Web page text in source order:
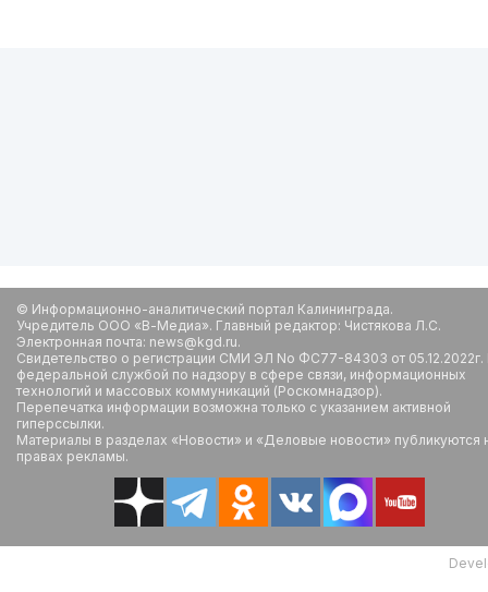
© Информационно-аналитический портал Калининграда.
Учредитель ООО «В-Медиа». Главный редактор: Чистякова Л.С.
Электронная почта: news@kgd.ru.
Свидетельство о регистрации СМИ ЭЛ No ФС77-84303 от
федеральной службой по надзору в сфере связи, информационных
технологий и массовых коммуникаций (Роскомнадзор).
Перепечатка информации возможна только с указанием активной
гиперссылки.
Материалы в разделах «Новости» и «Деловые новости» публикуются
правах рекламы.